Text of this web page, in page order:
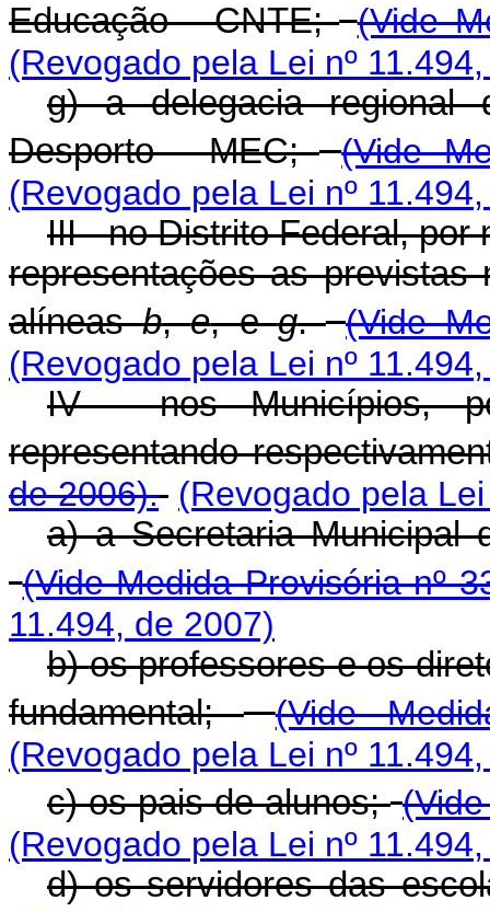
Educação - CNTE; (Vide
(Revogado pela Lei nº
g) a delegacia regional
Desporto - MEC; (Vide
(Revogado pela Lei nº
III - no Distrito Federal, por
representações as
alíneasb,e, eg. (Vide
(Revogado pela Lei nº
IV - nos Municípios,
representando
de 2006). (Revogado pela
a) a Secretaria Municipal
(Vide Medida Provisória nº
11.494, de 2007)
b) os professores e os
fundamental;
(Vide
(Revogado pela Lei nº
c) os pais de alunos;
(Revogado pela Lei nº
d) os servidores das